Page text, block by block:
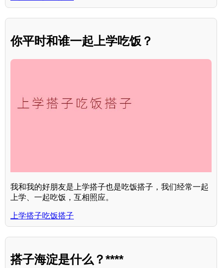
你平时和谁一起上学吃饭？
我和我的好朋友是上学搭子也是吃饭搭子，我们经常一起
上学、一起吃饭，互相照应。
上学搭子吃饭搭子
搭子海淀是什么？****